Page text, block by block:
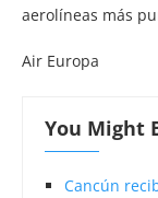
aerolíneas más
Air Europa
You Might
Cancún